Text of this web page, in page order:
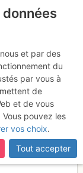
nc-nd)
et par des
du
par vous à
de
et de vous
pouvez les
vos choix.
Tout accepter